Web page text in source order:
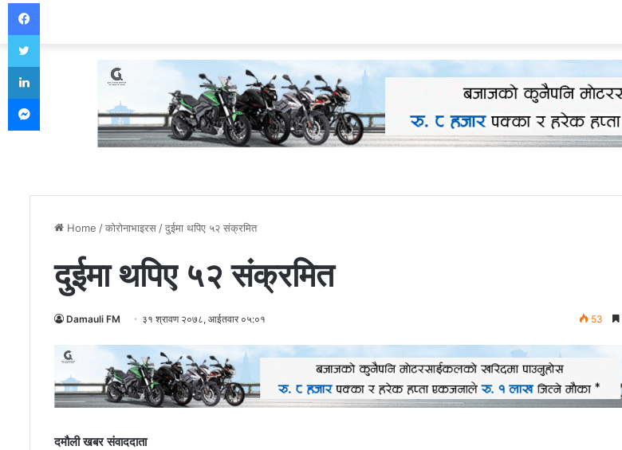
Home /कोरोनाभाइरस /दुईमा थपिए ५२ संक्रमित
दुईमा थपिए ५२ संक्रमित
Damauli FM ३१ श्रावण २०७८, आईतवार ०५:०१ 53
दमौली खबर संवाददाता
Twitter
LinkedIn
Messenger